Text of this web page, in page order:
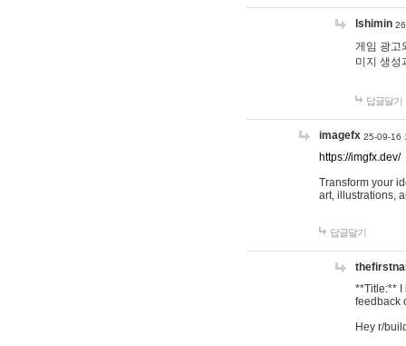
lshimin
게임 광고
미지 생성
답글달기
imagefx 25-09-16
https://imgfx.dev/
Transform your
art, illustrations,
답글달기
**Title:** I
feedback
Hey r/